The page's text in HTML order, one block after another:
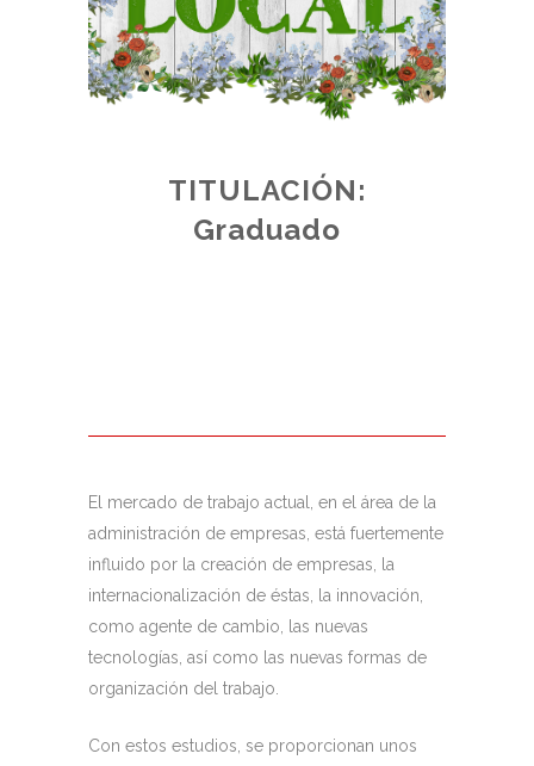
TITULACIÓN:
Graduado
El mercado de trabajo actual, en el área de la
administración de empresas, está fuertemente
influido por la creación de empresas, la
internacionalización de éstas, la innovación,
como agente de cambio, las nuevas
tecnologías, así como las nuevas formas de
organización del trabajo.
Con estos estudios, se proporcionan unos